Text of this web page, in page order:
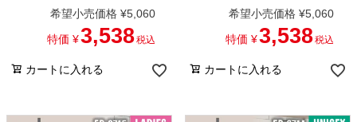
希望小売価格 ¥5,060
特価 ¥3,538税込
カートに入れる
希望小売価格 ¥5,060
特価 ¥3,538税込
カートに入れる